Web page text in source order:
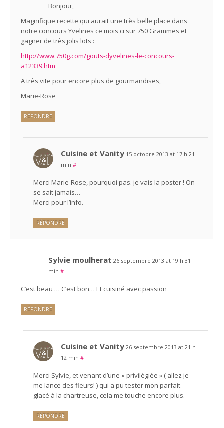
Bonjour,
Magnifique recette qui aurait une très belle place dans
notre concours Yvelines ce mois ci sur 750 Grammes et
gagner de très jolis lots :
http://www.750g.com/gouts-dyvelines-le-concours-
a12339.htm
A très vite pour encore plus de gourmandises,
Marie-Rose
RÉPONDRE
Cuisine et Vanity 15 octobre 2013 at 17 h 21
min #
Merci Marie-Rose, pourquoi pas. je vais la poster ! On
se sait jamais…
Merci pour l’info.
RÉPONDRE
Sylvie moulherat 26 septembre 2013 at 19 h 31
min #
C’est beau … C’est bon… Et cuisiné avec passion
RÉPONDRE
Cuisine et Vanity 26 septembre 2013 at 21 h
12 min #
Merci Sylvie, et venant d’une « privilégiée » ( allez je
me lance des fleurs! ) qui a pu tester mon parfait
glacé à la chartreuse, cela me touche encore plus.
RÉPONDRE